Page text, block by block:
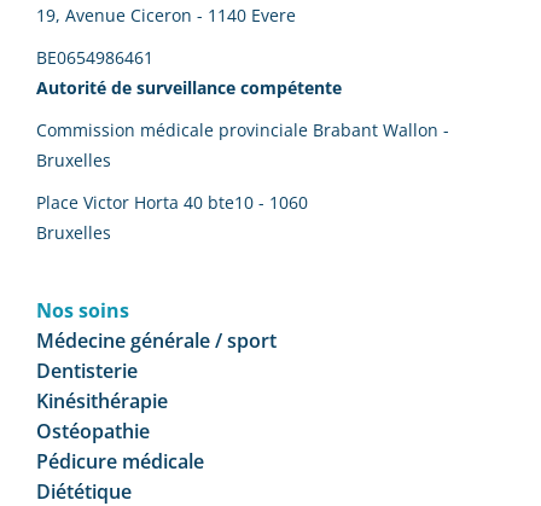
19, Avenue Ciceron - 1140 Evere
BE0654986461
Autorité de surveillance compétente
Commission médicale provinciale Brabant Wallon -
Bruxelles
Place Victor Horta 40 bte10 - 1060
Bruxelles
Nos soins
Médecine générale / sport
Dentisterie
Kinésithérapie
Ostéopathie
Pédicure médicale
Diététique